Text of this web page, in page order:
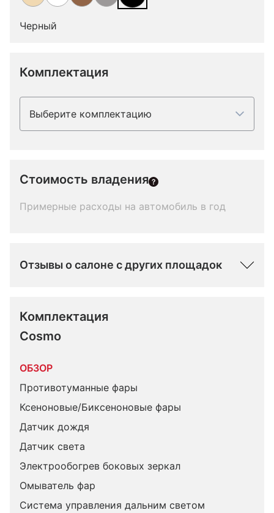
Черный
Комплектация
Выберите комплектацию
Стоимость владения
Примерные расходы на автомобиль в год
Отзывы о салоне с других площадок
Комплектация
Cosmo
ОБЗОР
Противотуманные фары
Ксеноновые/Биксеноновые фары
Датчик дождя
Датчик света
Электрообогрев боковых зеркал
Омыватель фар
Система управления дальним светом